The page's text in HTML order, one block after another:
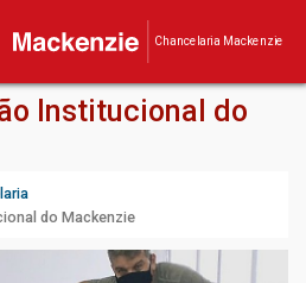
Chancelaria Mackenzie
Institucional do
do Mackenzie